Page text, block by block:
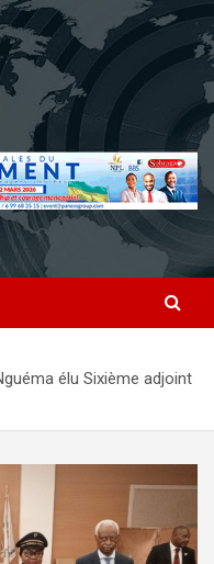
élu Sixième adjoint